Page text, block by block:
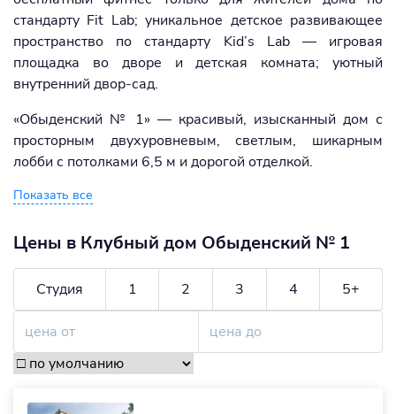
стандарту Fit Lab; уникальное детское развивающее
пространство по стандарту Kid’s Lab — игровая
площадка во дворе и детская комната; уютный
внутренний двор-сад.
«Обыденский № 1» — красивый, изысканный дом с
просторным двухуровневым, светлым, шикарным
лобби с потолками 6,5 м и дорогой отделкой.
Показать все
Цены в Клубный дом Обыденский № 1
Студия 1 2 3 4 5+